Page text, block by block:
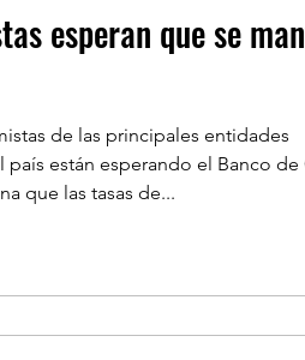
esperan que se
de las principales entidades
país están esperando el Banco de
que las tasas de...